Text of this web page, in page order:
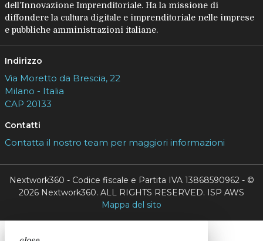
dell’Innovazione Imprenditoriale. Ha la missione di
diffondere la cultura digitale e imprenditoriale nelle imprese
e pubbliche amministrazioni italiane.
Indirizzo
Via Moretto da Brescia, 22
Milano - Italia
CAP 20133
Contatti
Contatta il nostro team per maggiori informazioni
Nextwork360 - Codice fiscale e Partita IVA 13868590962 - ©
2026 Nextwork360. ALL RIGHTS RESERVED. ISP AWS
Mappa del sito